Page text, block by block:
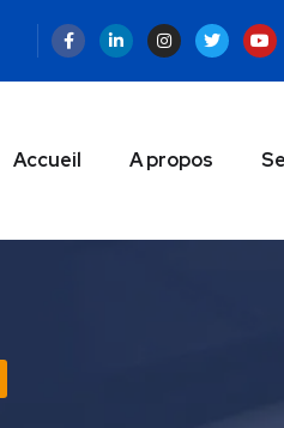
Accueil A propos